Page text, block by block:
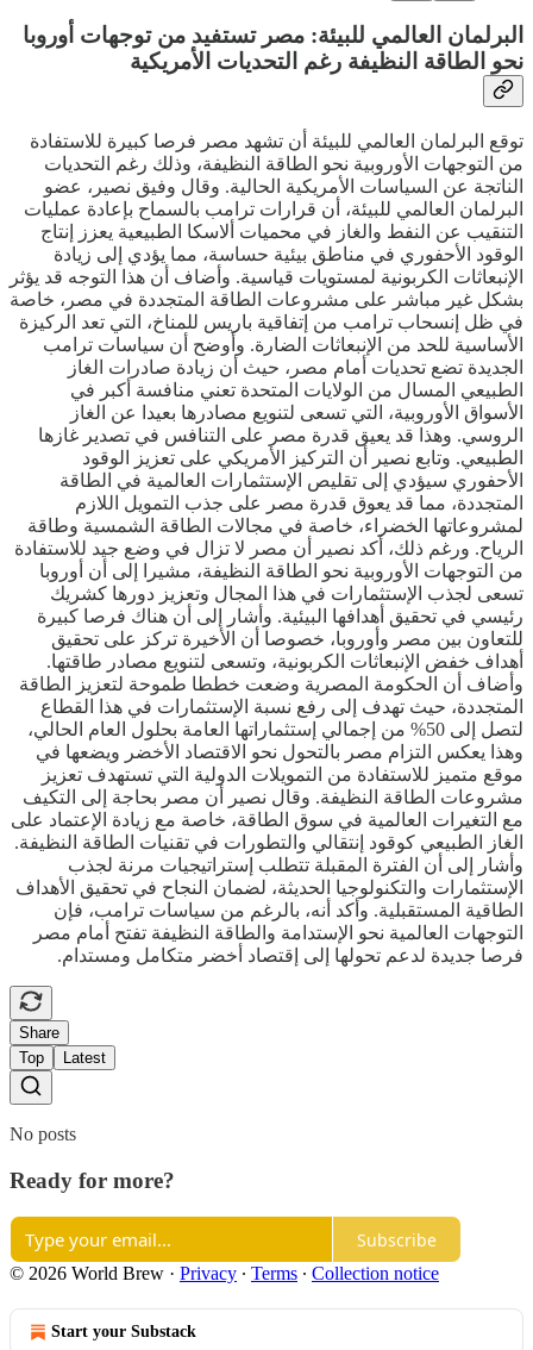
البرلمان العالمي للبيئة: مصر تستفيد من توجهات أوروبا
نحو الطاقة النظيفة رغم التحديات الأمريكية
توقع البرلمان العالمي للبيئة أن تشهد مصر فرصا كبيرة للاستفادة
من التوجهات الأوروبية نحو الطاقة النظيفة، وذلك رغم التحديات
الناتجة عن السياسات الأمريكية الحالية. وقال وفيق نصير، عضو
البرلمان العالمي للبيئة، أن قرارات ترامب بالسماح بإعادة عمليات
التنقيب عن النفط والغاز في محميات ألاسكا الطبيعية يعزز إنتاج
الوقود الأحفوري في مناطق بيئية حساسة، مما يؤدي إلى زيادة
الإنبعاثات الكربونية لمستويات قياسية. وأضاف أن هذا التوجه قد يؤثر
بشكل غير مباشر على مشروعات الطاقة المتجددة في مصر، خاصة
في ظل إنسحاب ترامب من إتفاقية باريس للمناخ، التي تعد الركيزة
الأساسية للحد من الإنبعاثات الضارة. وأوضح أن سياسات ترامب
الجديدة تضع تحديات أمام مصر، حيث أن زيادة صادرات الغاز
الطبيعي المسال من الولايات المتحدة تعني منافسة أكبر في
الأسواق الأوروبية، التي تسعى لتنويع مصادرها بعيدا عن الغاز
الروسي. وهذا قد يعيق قدرة مصر على التنافس في تصدير غازها
الطبيعي. وتابع نصير أن التركيز الأمريكي على تعزيز الوقود
الأحفوري سيؤدي إلى تقليص الإستثمارات العالمية في الطاقة
المتجددة، مما قد يعوق قدرة مصر على جذب التمويل اللازم
لمشروعاتها الخضراء، خاصة في مجالات الطاقة الشمسية وطاقة
الرياح. ورغم ذلك، أكد نصير أن مصر لا تزال في وضع جيد للاستفادة
من التوجهات الأوروبية نحو الطاقة النظيفة، مشيرا إلى أن أوروبا
تسعى لجذب الإستثمارات في هذا المجال وتعزيز دورها كشريك
رئيسي في تحقيق أهدافها البيئية. وأشار إلى أن هناك فرصا كبيرة
للتعاون بين مصر وأوروبا، خصوصا أن الأخيرة تركز على تحقيق
أهداف خفض الإنبعاثات الكربونية، وتسعى لتنويع مصادر طاقتها.
وأضاف أن الحكومة المصرية وضعت خططا طموحة لتعزيز الطاقة
المتجددة، حيث تهدف إلى رفع نسبة الإستثمارات في هذا القطاع
لتصل إلى 50% من إجمالي إستثماراتها العامة بحلول العام الحالي،
وهذا يعكس التزام مصر بالتحول نحو الاقتصاد الأخضر ويضعها في
موقع متميز للاستفادة من التمويلات الدولية التي تستهدف تعزيز
مشروعات الطاقة النظيفة. وقال نصير أن مصر بحاجة إلى التكيف
مع التغيرات العالمية في سوق الطاقة، خاصة مع زيادة الإعتماد على
الغاز الطبيعي كوقود إنتقالي والتطورات في تقنيات الطاقة النظيفة.
وأشار إلى أن الفترة المقبلة تتطلب إستراتيجيات مرنة لجذب
الإستثمارات والتكنولوجيا الحديثة، لضمان النجاح في تحقيق الأهداف
الطاقية المستقبلية. وأكد أنه، بالرغم من سياسات ترامب، فإن
التوجهات العالمية نحو الإستدامة والطاقة النظيفة تفتح أمام مصر
فرصا جديدة لدعم تحولها إلى إقتصاد أخضر متكامل ومستدام.
Share
Top
Latest
No posts
Ready for more?
Subscribe
© 2026 World Brew · Privacy ∙ Terms ∙ Collection notice
Start your Substack